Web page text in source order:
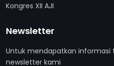
Kongres XII AJI
Newsletter
Untuk mendapatkan informasi
newsletter kami